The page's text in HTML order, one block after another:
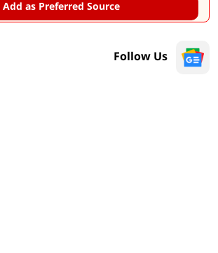
Add as Preferred Source
Follow Us